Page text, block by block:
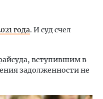
года. И суд счел
вступившим в
задолженности не